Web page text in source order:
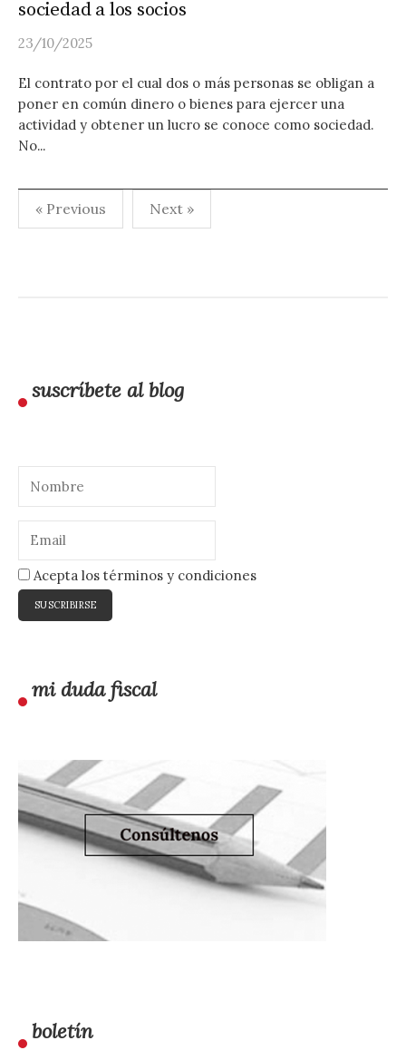
sociedad a los socios
23/10/2025
El contrato por el cual dos o más personas se obligan a
poner en común dinero o bienes para ejercer una
actividad y obtener un lucro se conoce como sociedad.
No...
Paginación
de
« Previous Next »
suscríbete al blog
Acepta los términos y condiciones
mi duda fiscal
boletín